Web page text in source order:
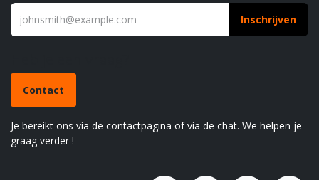
Inschrijven
Contact
Je bereikt ons via de contactpagina of via de chat. We helpen je
graag verder !